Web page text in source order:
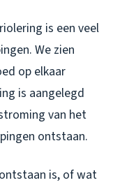
is een veel
We zien
op elkaar
is aangelegd
van het
ontstaan.
is, of wat